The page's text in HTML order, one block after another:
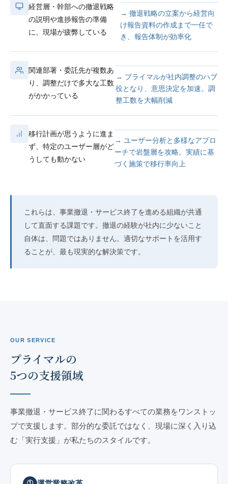
経営層・幹部への撤退戦略
の説明や進捗報告の準備
に、現場が疲弊している
→ 撤退戦略の立案から経営向
け報告資料の作成まで一任で
き、報告体制が効率化
関連部署・委託先が複数あ
り、調整だけで多大な工数
がかかっている
→ プライマルが社内調整のハブ
役となり、意思決定を加速。調
整工数を大幅削減
移行計画が思うように進ま
ず、特定のユーザー層がど
うしても動かない
→ ユーザー分析と多様なアプロ
ーチで岩盤層を攻略。実績に基
づく施策で移行率向上
これらは、事業撤退・サービス終了を進める組織が共通
して直面する課題です。撤退の経験が社内に少ないこと
自体は、問題ではありません。適切なサポートを活用す
ることが、最も現実的な解決策です。
OUR SERVICE
プライマルの
5つの支援領域
事業撤退・サービス終了に関わるすべての業務をワンストッ
プで支援します。部分的な委託ではなく、現場に深く入り込
む「実行支援」が私たちのスタイルです。